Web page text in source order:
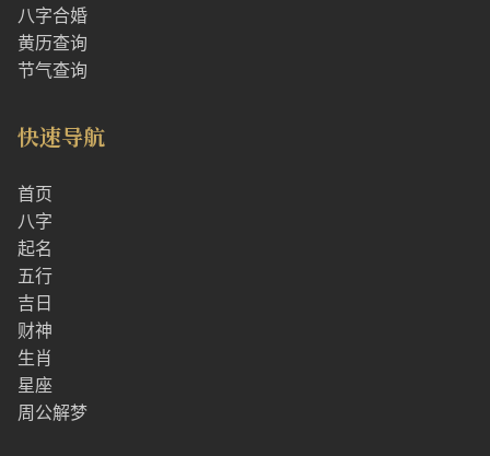
八字合婚
黄历查询
节气查询
快速导航
首页
八字
起名
五行
吉日
财神
生肖
星座
周公解梦